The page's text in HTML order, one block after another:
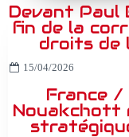
Devant Paul
fin de la
droits de
15/04/2026
France /
Nouakchott